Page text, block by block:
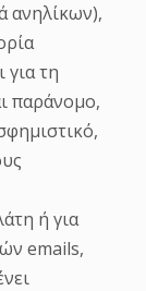
ανηλίκων),
για τη
παράνομο,
ή για
emails,